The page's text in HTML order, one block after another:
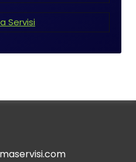
Servisi